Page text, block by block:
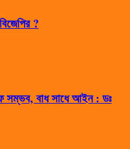
?
সম্ভব, বাধ সাধে আইন : ডঃ